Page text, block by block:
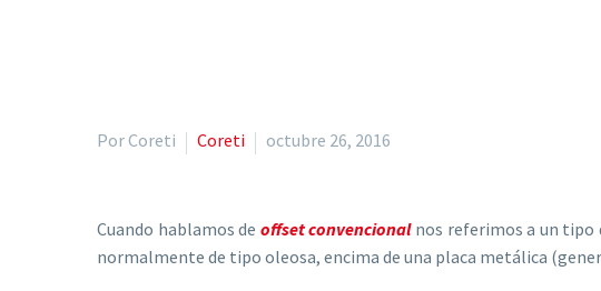
Por Coreti Coreti octubre 26, 2016
Cuando hablamos de offset convencionalnos referimos a un tipo
normalmente de tipo oleosa, encima de una placa metálica